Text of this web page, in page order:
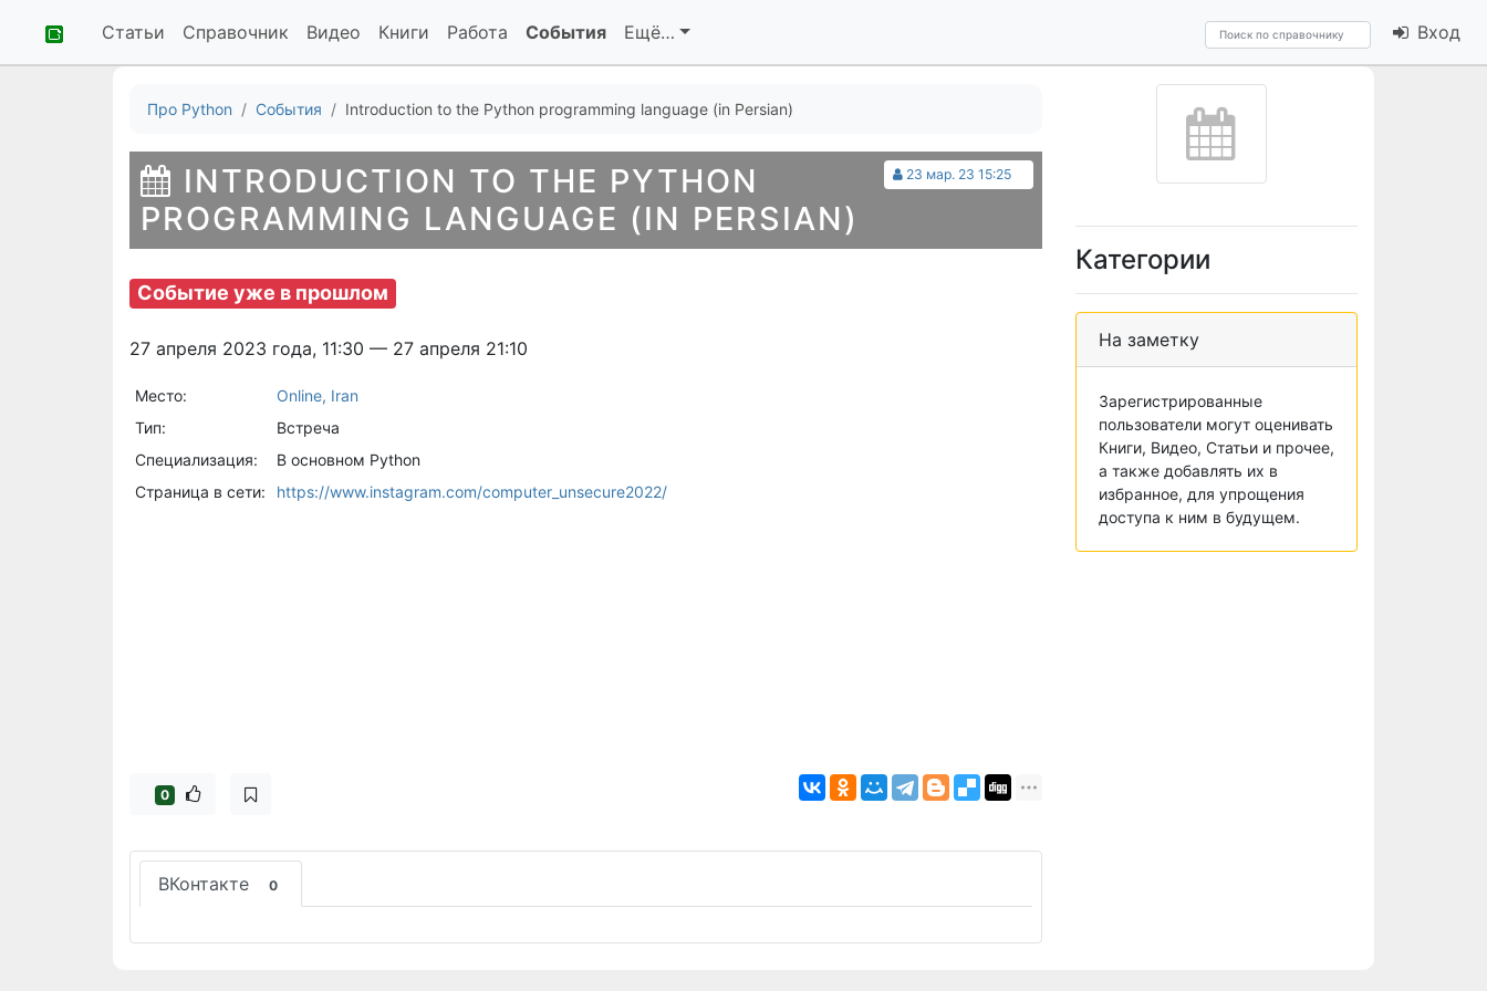
Статьи Справочник Видео Книги Работа События Ещё… Вход
Про Python События Introduction to the Python programming language (in Persian)
23 мар. 23 15:25
INTRODUCTION TO THE PYTHON
PROGRAMMING LANGUAGE (IN PERSIAN)
Событие уже в прошлом
27 апреля 2023 года, 11:30 — 27 апреля 21:10
Место:
Online, Iran
Тип:
Встреча
Специализация:
В основном Python
Страница в сети:
https://www.instagram.com/computer_unsecure2022/
0
ВКонтакте 0
Категории
На заметку
Зарегистрированные
пользователи могут оценивать
Книги, Видео, Статьи и прочее,
а также добавлять их в
избранное, для упрощения
доступа к ним в будущем.